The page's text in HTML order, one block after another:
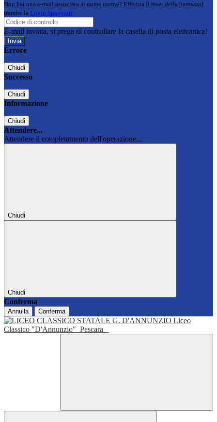
Non hai una e-mail associata al nome utente? Effettua il reset della password
tramite la Login Spaggiari
E-mail inviata, si prega di controllare la casella di posta elettronica!
Errore
Chiudi
Successo
Chiudi
Informazione
Chiudi
Attendere...
Attendere il completamento dell'operazione...
Chiudi
Chiudi
Conferma
Annulla Conferma
Liceo
Classico "D'Annunzio" Pescara